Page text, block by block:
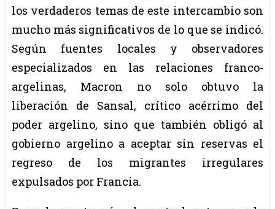
los verdaderos temas de este intercambio son
mucho más significativos de lo que se indicó.
Según fuentes locales y observadores
especializados en las relaciones franco-
argelinas, Macron no solo obtuvo la
liberación de Sansal, crítico acérrimo del
poder argelino, sino que también obligó al
gobierno argelino a aceptar sin reservas el
regreso de los migrantes irregulares
expulsados por Francia.